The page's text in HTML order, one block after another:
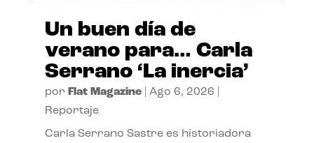
Un buen día de
verano para… Carla
Serrano ‘La inercia’
por Flat Magazine| Ago 6, 2026
Reportaje
Carla Serrano Sastre es historiadora